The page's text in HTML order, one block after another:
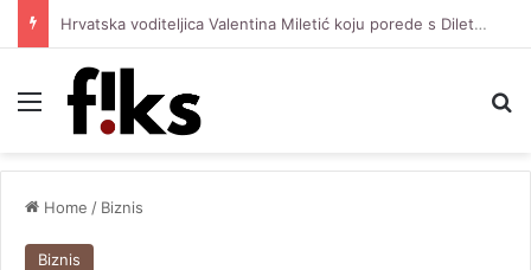
Hrvatska voditeljica Valentina Miletić koju porede s Dilettom Leotom oduševila pozirajući u bikiniju
Menu
Home / Biznis
Biznis